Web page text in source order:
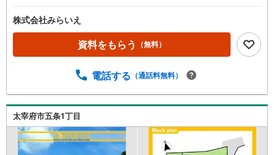
株式会社みらいえ
資料をもらう （無料）
電話する （通話料無料）
太宰府市五条1丁目